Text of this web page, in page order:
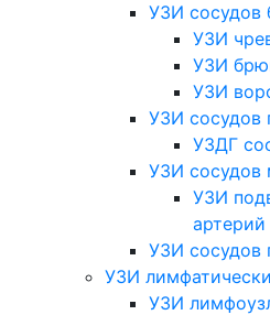
УЗИ сосудов
УЗИ
УЗИ
УЗИ
УЗИ сосудов
УЗДГ
УЗИ сосудов
УЗИ
артерий
УЗИ сосудов
УЗИ
УЗИ